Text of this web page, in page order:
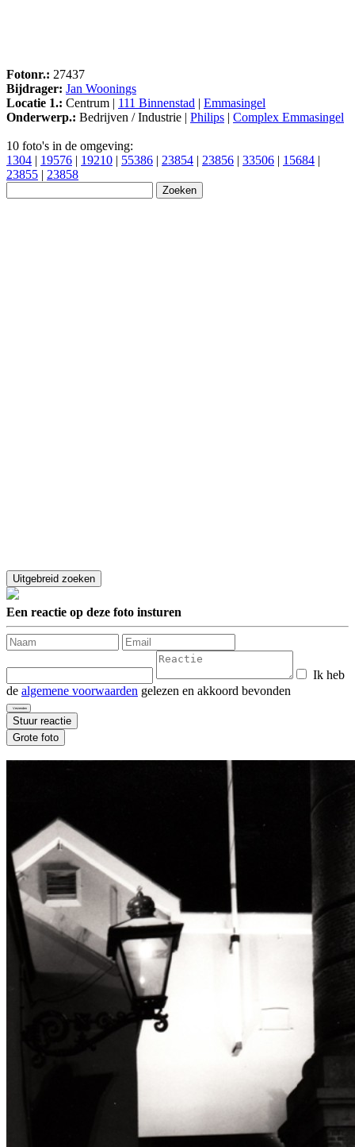
Fotonr.: 27437
Bijdrager: Jan Woonings
Locatie 1.: Centrum | 111 Binnenstad | Emmasingel
Onderwerp.: Bedrijven / Industrie | Philips | Complex Emmasingel
10 foto's in de omgeving:
1304 | 19576 | 19210 | 55386 | 23854 | 23856 | 33506 | 15684 |
23855 | 23858
Een reactie op deze foto insturen
Ik heb
de algemene voorwaarden gelezen en akkoord bevonden